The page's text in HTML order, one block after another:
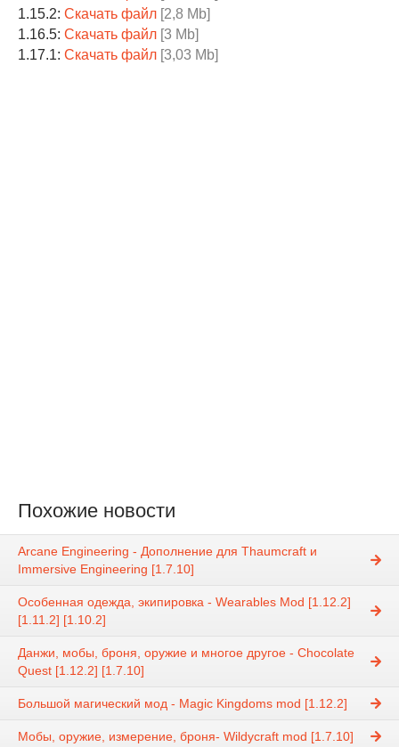
1.15.2: Скачать файл [2,8 Mb]
1.16.5: Скачать файл [3 Mb]
1.17.1: Скачать файл [3,03 Mb]
Похожие новости
Arcane Engineering - Дополнение для Thaumcraft и
Immersive Engineering [1.7.10]
Особенная одежда, экипировка - Wearables Mod [1.12.2]
[1.11.2] [1.10.2]
Данжи, мобы, броня, оружие и многое другое - Chocolate
Quest [1.12.2] [1.7.10]
Большой магический мод - Magic Kingdoms mod [1.12.2]
Мобы, оружие, измерение, броня- Wildycraft mod [1.7.10]